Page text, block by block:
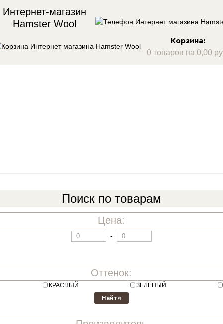
Интернет-магазин
Hamster Wool
Корзина:
0 товаров на 0,00
Поиск по товарам
Цена:
-
Оттенок:
КРАСНЫЙ ЗЕЛЁНЫЙ